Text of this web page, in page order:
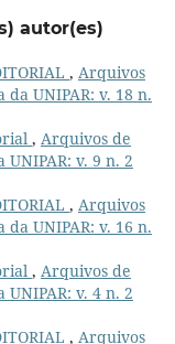
autor(es)
, Arquivos
UNIPAR: v. 18 n.
, Arquivos de
v. 9 n. 2
, Arquivos
UNIPAR: v. 16 n.
, Arquivos de
v. 4 n. 2
, Arquivos